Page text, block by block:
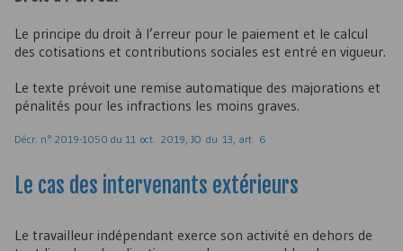
Le principe du droit à l’erreur pour le paiement et le calcul
des cotisations et contributions sociales est entré en vigueur.
Le texte prévoit une remise automatique des majorations et
pénalités pour les infractions les moins graves.
Décr. n° 2019-1050 du 11 oct. 2019, JO du 13, art. 6
Le cas des intervenants extérieurs
Le travailleur indépendant exerce son activité en dehors de